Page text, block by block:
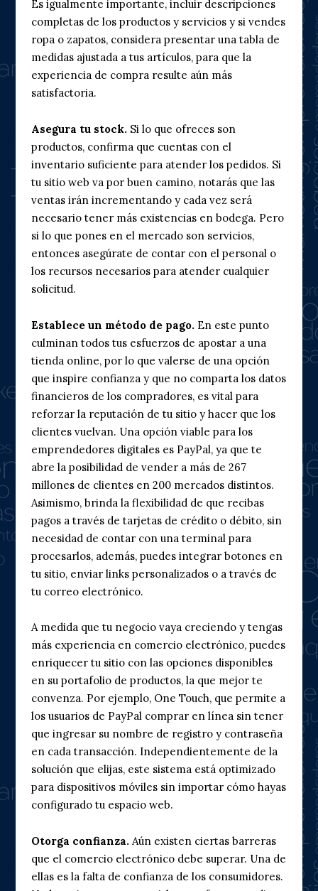
Es igualmente importante, incluir descripciones
completas de los productos y servicios y si vendes
ropa o zapatos, considera presentar una tabla de
medidas ajustada a tus artículos, para que la
experiencia de compra resulte aún más
satisfactoria.
Asegura tu stock. Si lo que ofreces son
productos, confirma que cuentas con el
inventario suficiente para atender los pedidos. Si
tu sitio web va por buen camino, notarás que las
ventas irán incrementando y cada vez será
necesario tener más existencias en bodega. Pero
si lo que pones en el mercado son servicios,
entonces asegúrate de contar con el personal o
los recursos necesarios para atender cualquier
solicitud.
Establece un método de pago. En este punto
culminan todos tus esfuerzos de apostar a una
tienda online, por lo que valerse de una opción
que inspire confianza y que no comparta los datos
financieros de los compradores, es vital para
reforzar la reputación de tu sitio y hacer que los
clientes vuelvan. Una opción viable para los
emprendedores digitales es PayPal, ya que te
abre la posibilidad de vender a más de 267
millones de clientes en 200 mercados distintos.
Asimismo, brinda la flexibilidad de que recibas
pagos a través de tarjetas de crédito o débito, sin
necesidad de contar con una terminal para
procesarlos, además, puedes integrar botones en
tu sitio, enviar links personalizados o a través de
tu correo electrónico.
A medida que tu negocio vaya creciendo y tengas
más experiencia en comercio electrónico, puedes
enriquecer tu sitio con las opciones disponibles
en su portafolio de productos, la que mejor te
convenza. Por ejemplo, One Touch, que permite a
los usuarios de PayPal comprar en línea sin tener
que ingresar su nombre de registro y contraseña
en cada transacción. Independientemente de la
solución que elijas, este sistema está optimizado
para dispositivos móviles sin importar cómo hayas
configurado tu espacio web.
Otorga confianza. Aún existen ciertas barreras
que el comercio electrónico debe superar. Una de
ellas es la falta de confianza de los consumidores.